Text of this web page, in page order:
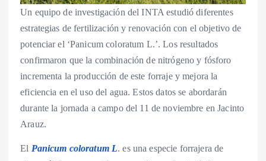
Un equipo de investigación del INTA estudió diferentes
estrategias de fertilización y renovación con el objetivo de
potenciar el ‘Panicum coloratum L.’. Los resultados
confirmaron que la combinación de nitrógeno y fósforo
incrementa la producción de este forraje y mejora la
eficiencia en el uso del agua. Estos datos se abordarán
durante la jornada a campo del 11 de noviembre en Jacinto
Arauz.
El Panicum coloratum L. es una especie forrajera de